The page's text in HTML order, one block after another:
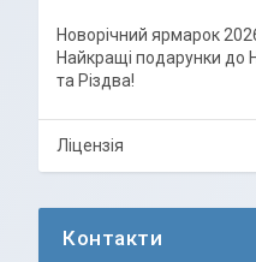
Новорічний ярмарок
Найкращі подарунки до
та Різдва!
Ліцензія